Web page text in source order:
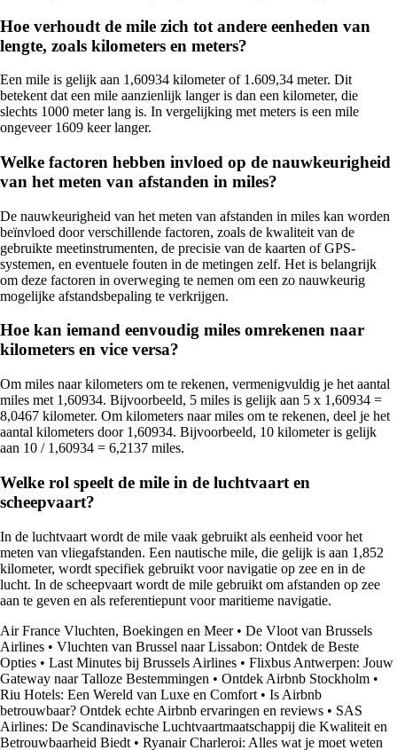
Hoe verhoudt de mile zich tot andere eenheden van
lengte, zoals kilometers en meters?
Een mile is gelijk aan 1,60934 kilometer of 1.609,34 meter. Dit
betekent dat een mile aanzienlijk langer is dan een kilometer, die
slechts 1000 meter lang is. In vergelijking met meters is een mile
ongeveer 1609 keer langer.
Welke factoren hebben invloed op de nauwkeurigheid
van het meten van afstanden in miles?
De nauwkeurigheid van het meten van afstanden in miles kan worden
beïnvloed door verschillende factoren, zoals de kwaliteit van de
gebruikte meetinstrumenten, de precisie van de kaarten of GPS-
systemen, en eventuele fouten in de metingen zelf. Het is belangrijk
om deze factoren in overweging te nemen om een zo nauwkeurig
mogelijke afstandsbepaling te verkrijgen.
Hoe kan iemand eenvoudig miles omrekenen naar
kilometers en vice versa?
Om miles naar kilometers om te rekenen, vermenigvuldig je het aantal
miles met 1,60934. Bijvoorbeeld, 5 miles is gelijk aan 5 x 1,60934 =
8,0467 kilometer. Om kilometers naar miles om te rekenen, deel je het
aantal kilometers door 1,60934. Bijvoorbeeld, 10 kilometer is gelijk
aan 10 / 1,60934 = 6,2137 miles.
Welke rol speelt de mile in de luchtvaart en
scheepvaart?
In de luchtvaart wordt de mile vaak gebruikt als eenheid voor het
meten van vliegafstanden. Een nautische mile, die gelijk is aan 1,852
kilometer, wordt specifiek gebruikt voor navigatie op zee en in de
lucht. In de scheepvaart wordt de mile gebruikt om afstanden op zee
aan te geven en als referentiepunt voor maritieme navigatie.
Air France Vluchten, Boekingen en Meer• De Vloot van Brussels
Airlines • Vluchten van Brussel naar Lissabon: Ontdek de Beste
Opties • Last Minutes bij Brussels Airlines • Flixbus Antwerpen: Jouw
Gateway naar Talloze Bestemmingen • Ontdek Airbnb Stockholm •
Riu Hotels: Een Wereld van Luxe en Comfort • Is Airbnb
betrouwbaar? Ontdek echte Airbnb ervaringen en reviews • SAS
Airlines: De Scandinavische Luchtvaartmaatschappij die Kwaliteit en
Betrouwbaarheid Biedt • Ryanair Charleroi: Alles wat je moet weten